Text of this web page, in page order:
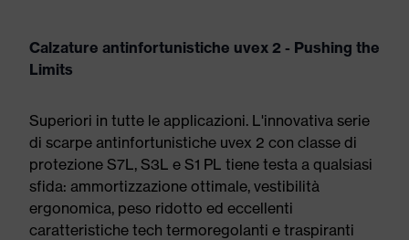
Calzature antinfortunistiche uvex 2 - Pushing the
Limits
Superiori in tutte le applicazioni. L'innovativa serie
di scarpe antinfortunistiche uvex 2 con classe di
protezione S7L, S3L e S1 PL tiene testa a qualsiasi
sfida: ammortizzazione ottimale, vestibilità
ergonomica, peso ridotto ed eccellenti
caratteristiche tech termoregolanti e traspiranti